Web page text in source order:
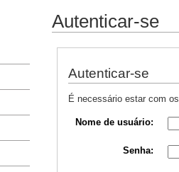
Autenticar-se
Autenticar-se
É necessário estar com os
Nome de usuário:
Senha: